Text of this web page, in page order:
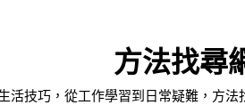
方法找尋
活技巧，從工作學習到日常疑難，方